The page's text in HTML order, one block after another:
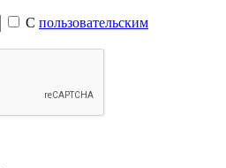
С пользовательским